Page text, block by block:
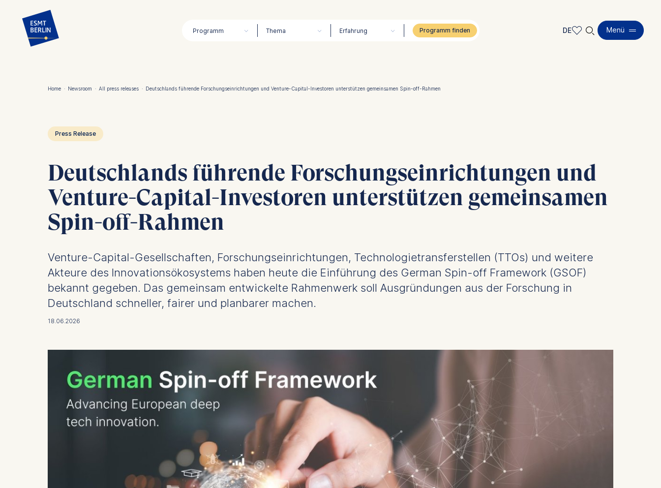
Inhalt
Programm Thema Erfahrung DE 🔍︎ Menü
Home · Newsroom · All press releases · Deutschlands führende Forschungseinrichtungen und Venture-Capital-Investoren unterstützen gemeinsamen Spin-off-Rahmen
Press Release
Deutschlands führende Forschungseinrichtungen und
Venture-Capital-Investoren unterstützen gemeinsamen
Spin-off-Rahmen
Venture-Capital-Gesellschaften, Forschungseinrichtungen, Technologietransferstellen (TTOs) und weitere
Akteure des Innovationsökosystems haben heute die Einführung des German Spin-off Framework (GSOF)
bekannt gegeben. Das gemeinsam entwickelte Rahmenwerk soll Ausgründungen aus der Forschung in
Deutschland schneller, fairer und planbarer machen.
18.06.2026